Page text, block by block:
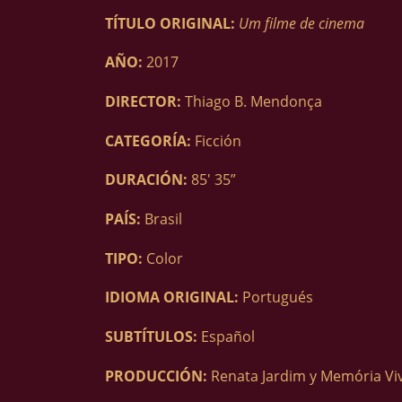
TÍTULO ORIGINAL: Um filme de cinema
AÑO: 2017
DIRECTOR: Thiago B. Mendonça
CATEGORÍA: Ficción
DURACIÓN: 85′ 35”
PAÍS: Brasil
TIPO: Color
IDIOMA ORIGINAL: Portugués
SUBTÍTULOS: Español
PRODUCCIÓN: Renata Jardim y Memória